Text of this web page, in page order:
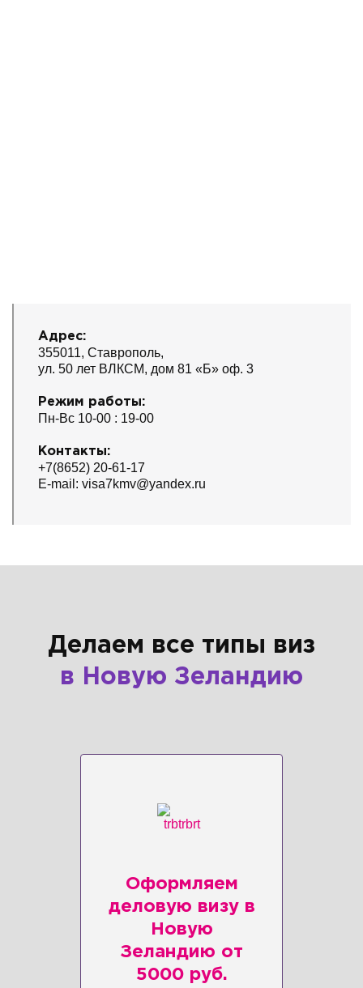
Адрес:
355011, Ставрополь,
ул. 50 лет ВЛКСМ, дом 81 «Б» оф. 3
Режим работы:
Пн-Вс 10-00 : 19-00
Контакты:
+7(8652) 20-61-17
E-mail: visa7kmv@yandex.ru
Делаем все типы виз
в Новую Зеландию
Оформляем
деловую визу в
Новую
Зеландию от
5000 руб.